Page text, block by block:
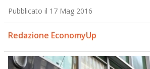
Pubblicato il 17 Mag 2016
Redazione EconomyUp